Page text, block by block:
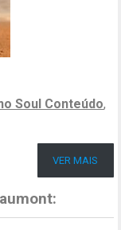
Soul Conteúdo,
VER MAIS